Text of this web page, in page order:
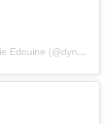
Une publication partagée par Pierre marie Edouine (@dyne_singer)